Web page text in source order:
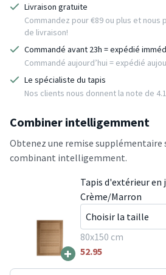
Livraison gratuite
Commandez pour €89 ou plus et nous
de livraison!
Commandé avant 23h = expédié
Commandé aujourd’hui = expédié
Le spécialiste du tapis
Nos clients nous donnent la note de 4.16
Combiner intelligemment
Obtenez une remise supplémentaire
combinant intelligemment.
+
Tapis d'extérieur en
Crème/Marron
80x150 cm
52.95